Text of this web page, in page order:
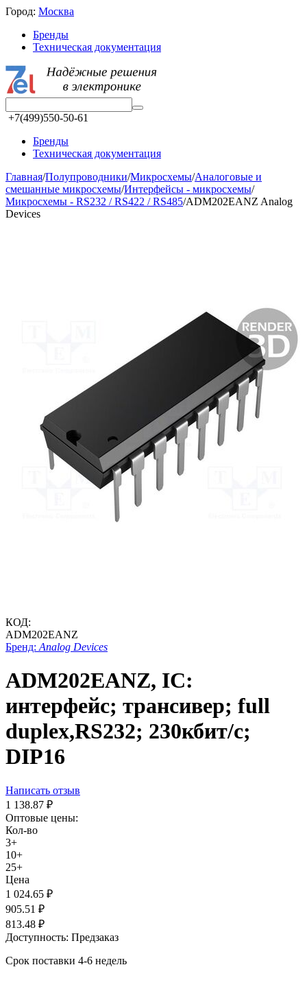
Город: Москва
Бренды
Техническая документация
+7(499)550-50-61
Бренды
Техническая документация
Главная/Полупроводники/Микросхемы/Аналоговые и
смешанные микросхемы/Интерфейсы - микросхемы/
Микросхемы - RS232 / RS422 / RS485/ADM202EANZ Analog
Devices
КОД:
ADM202EANZ
Бренд: Analog Devices
ADM202EANZ, IC:
интерфейс; трансивер; full
duplex,RS232; 230кбит/с;
DIP16
Написать отзыв
1 138.87 ₽
Оптовые цены:
Кол-во
3+
10+
25+
Цена
1 024.65 ₽
905.51 ₽
813.48 ₽
Доступность: Предзаказ
Срок поставки 4-6 недель